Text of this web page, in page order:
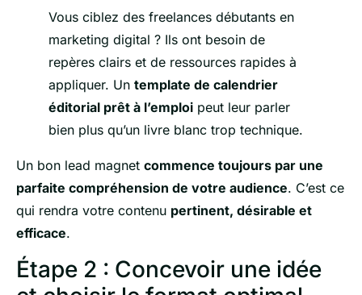
Vous ciblez des freelances débutants en
marketing digital ? Ils ont besoin de
repères clairs et de ressources rapides à
appliquer. Un template de calendrier
éditorial prêt à l’emploi peut leur parler
bien plus qu’un livre blanc trop technique.
Un bon lead magnet commence toujours par une
parfaite compréhension de votre audience. C’est ce
qui rendra votre contenu pertinent, désirable et
efficace.
Étape 2 : Concevoir une idée